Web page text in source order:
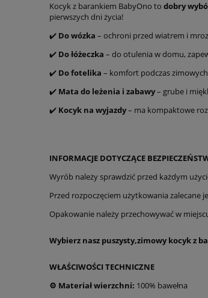
Kocyk z barankiem BabyOno to dobry
pierwszych dni życia!
✔️ Do wózka – ochroni przed wiatrem i
✔️ Do łóżeczka – do otulenia w domu,
✔️ Do fotelika – komfort podczas
✔️ Mata do leżenia i zabawy– grube i
✔️ Kocyk na wyjazdy– ma kompaktowe
INFORMACJE DOTYCZĄCE
Wyrób należy sprawdzić przed każdym
Przed rozpoczęciem użytkowania zalecane
Opakowanie należy przechowywać w
Wybierz nasz puszysty,zimowy kocyk z
WŁAŚCIWOŚCI TECHNICZNE
⚙️ Materiał wierzchni: 100% bawełna